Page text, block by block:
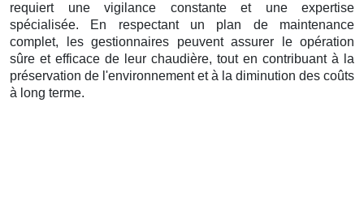
requiert une vigilance constante et une expertise
spécialisée. En respectant un plan de maintenance
complet, les gestionnaires peuvent assurer le opération
sûre et efficace de leur chaudière, tout en contribuant à la
préservation de l'environnement et à la diminution des coûts
à long terme.